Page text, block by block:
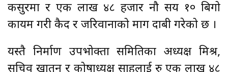
कसुरमा र एक लाख ४८ हजार नौ सय १० बिगो
कायम गरी कैद र जरिवानाको माग दाबी गरेको छ ।
यस्तै निर्माण उपभोक्ता समितिका अध्यक्ष मिश्र,